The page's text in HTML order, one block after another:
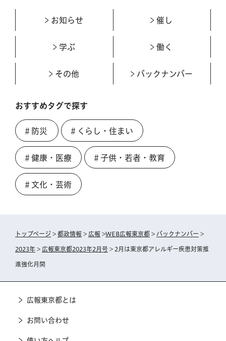
お知らせ 催し
学ぶ 働く
その他 バックナンバー
おすすめタグで探す
＃防災 ＃くらし・住まい
＃健康・医療 ＃子供・若者・教育
＃文化・芸術
トップページ > 都政情報 > 広報 >WEB広報東京都 > バックナンバー >
2023年 > 広報東京都2023年2月号 > 2月は東京都アレルギー疾患対策推
進強化月間
広報東京都とは
お問い合わせ